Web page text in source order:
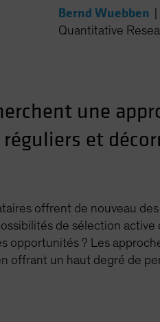
Bernd Wuebben
Quantitative
une
et
offrent de nouveau
de sélection
? Les
offrant un haut degré de